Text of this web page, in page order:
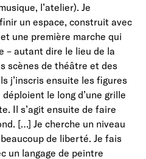
l’atelier). Je
un espace, construit avec
une première marche qui
– autant dire le lieu de la
scènes de théâtre et des
j’inscris ensuite les figures
le long d’une grille
Il s’agit ensuite de faire
[…] Je cherche un niveau
de liberté. Je fais
un langage de peintre